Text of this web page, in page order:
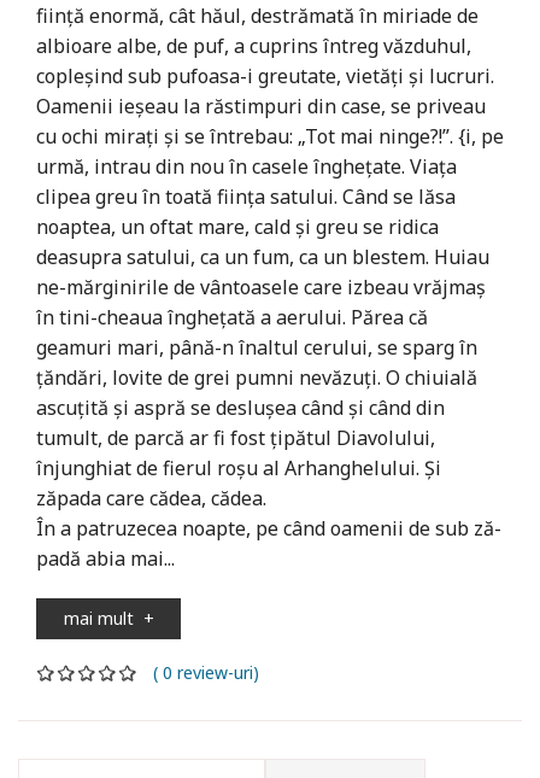
fiinţă enormă, cât hăul, destrămată în miriade de
albioare albe, de puf, a cuprins întreg văzduhul,
copleşind sub pufoasa-i greutate, vietăţi şi lucruri.
Oamenii ieşeau la răstimpuri din case, se priveau
cu ochi miraţi şi se întrebau: „Tot mai ninge?!”. {i, pe
urmă, intrau din nou în casele îngheţate. Viaţa
clipea greu în toată fiinţa satului. Când se lăsa
noaptea, un oftat mare, cald şi greu se ridica
deasupra satului, ca un fum, ca un blestem. Huiau
ne-mărginirile de vântoasele care izbeau vrăjmaş
în tini-cheaua îngheţată a aerului. Părea că
geamuri mari, până-n înaltul cerului, se sparg în
ţăndări, lovite de grei pumni nevăzuţi. O chiuială
ascuţită şi aspră se desluşea când şi când din
tumult, de parcă ar fi fost ţipătul Diavolului,
înjunghiat de fierul roşu al Arhanghelului. Şi
zăpada care cădea, cădea.
În a patruzecea noapte, pe când oamenii de sub ză-
padă abia mai...
mai mult +
( 0 review-uri)